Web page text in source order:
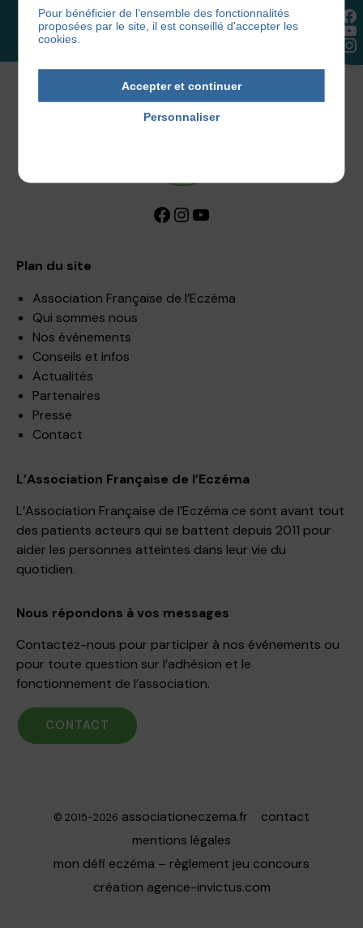
NOUS REJOINDRE
Facebook InstagramYouTube
Plan du site
Association Française de l’Eczéma
Qui sommes nous
Nos événements
Conseils et infos
Actualités
Partenaires
Presse
Contact
L’Association Française de l’Eczéma
L’Association Française de l’Eczéma ce sont avant tout
des patients acteurs qui se battent depuis 2011 pour
aider les personnes atteintes dans leur vie du
quotidien.
Nous répondons à vos messages
Contactez-nous pour participer à nos événements ou
pour toute question sur l’adhésion et le
fonctionnement de l’association.
CONTACT
© 2015-2026 associationeczema.fr
contact
mentions légales
mon défi eczéma – règlement jeu concours
création agence-invictus.com
Pour bénéficier de l’ensemble des fonctionnalités
proposées par le site, il est conseillé d'accepter les
cookies.
Accepter et continuer
Personnaliser